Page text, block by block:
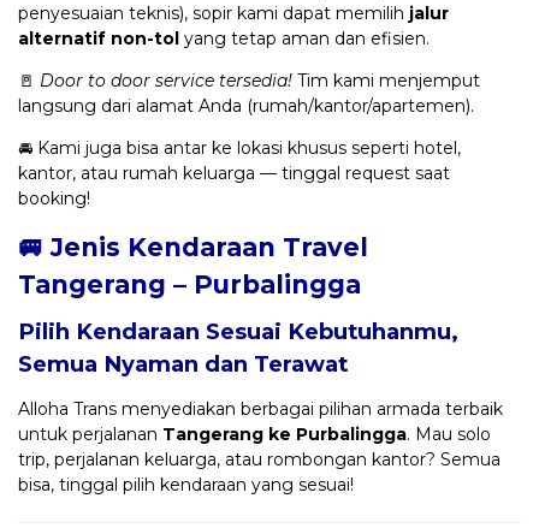
penyesuaian teknis), sopir kami dapat memilih jalur
alternatif non-tol yang tetap aman dan efisien.
🚪 Door to door service tersedia! Tim kami menjemput
langsung dari alamat Anda (rumah/kantor/apartemen).
🚘 Kami juga bisa antar ke lokasi khusus seperti hotel,
kantor, atau rumah keluarga — tinggal request saat
booking!
🚐 Jenis Kendaraan Travel
Tangerang – Purbalingga
Pilih Kendaraan Sesuai Kebutuhanmu,
Semua Nyaman dan Terawat
Alloha Trans menyediakan berbagai pilihan armada terbaik
untuk perjalanan Tangerang ke Purbalingga. Mau solo
trip, perjalanan keluarga, atau rombongan kantor? Semua
bisa, tinggal pilih kendaraan yang sesuai!